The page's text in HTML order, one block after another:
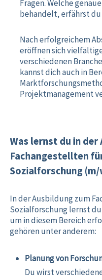
Fragen. Welche
behandelt, erfährst
Nach erfolgreichem
eröffnen sich
verschiedenen
kannst dich auch in
Projektmanagement
Was lernst du in der
Fachangestellten
Sozialforschung
In der Ausbildung zum
Sozialforschung lernst
um in diesem Bereich
gehören unter anderem:
Planung von
Du wirst